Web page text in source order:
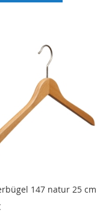
147 natur 25 cm